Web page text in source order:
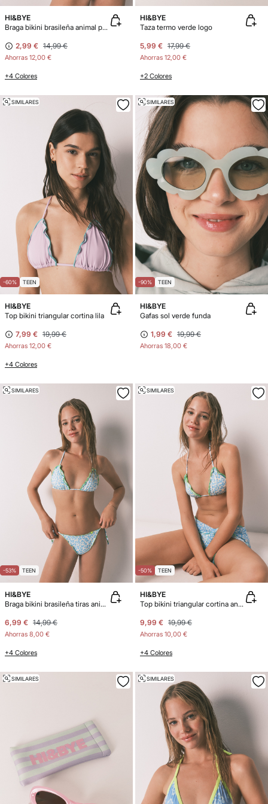
HI&BYE
Braga bikini brasileña animal print verde
2,99 € 14,99 €
Ahorras 12,00 €
+4 Colores
HI&BYE
Taza termo verde logo
5,99 € 17,99 €
Ahorras 12,00 €
+2 Colores
-60% TEEN
SIMILARES
HI&BYE
Top bikini triangular cortina lila
7,99 € 19,99 €
Ahorras 12,00 €
+4 Colores
-90% TEEN
SIMILARES
HI&BYE
Gafas sol verde funda
1,99 € 19,99 €
Ahorras 18,00 €
-53% TEEN
SIMILARES
HI&BYE
Braga bikini brasileña tiras animal print azul
6,99 € 14,99 €
Ahorras 8,00 €
+4 Colores
-50% TEEN
SIMILARES
HI&BYE
Top bikini triangular cortina animal print azul
9,99 € 19,99 €
Ahorras 10,00 €
+4 Colores
SIMILARES SIMILARES